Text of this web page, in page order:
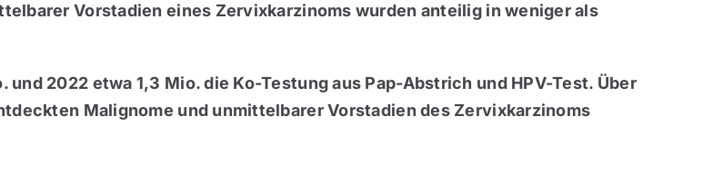
Vorstadien eines Zervixkarzinoms wurden anteilig in weniger als
2022 etwa 1,3 Mio. die Ko-Testung aus Pap-Abstrich und HPV-Test. Über
Malignome und unmittelbarer Vorstadien des Zervixkarzinoms